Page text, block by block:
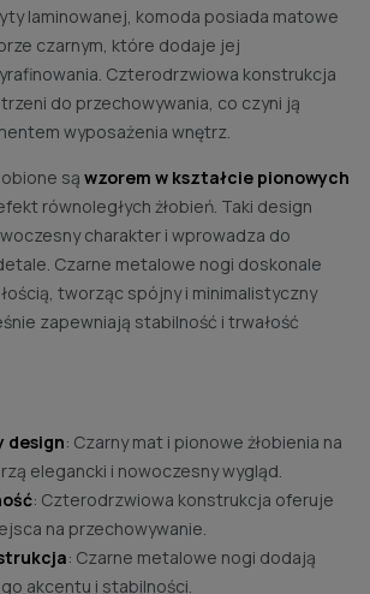
laminowanej, komoda posiada matowe
czarnym, które dodaje jej
Czterodrzwiowa konstrukcja
do przechowywania, co czyni ją
wyposażenia wnętrz.
są wzorem w kształcie pionowych
równoległych żłobień. Taki design
charakter i wprowadza do
Czarne metalowe nogi doskonale
tworząc spójny i minimalistyczny
zapewniają stabilność i trwałość
design: Czarny mat i pionowe żłobienia na
elegancki i nowoczesny wygląd.
: Czterodrzwiowa konstrukcja oferuje
na przechowywanie.
: Czarne metalowe nogi dodają
akcentu i stabilności.